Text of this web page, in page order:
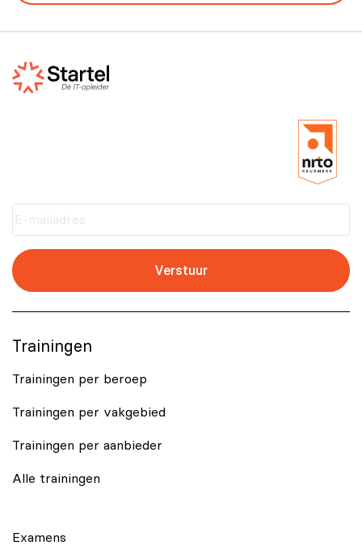
Verstuur
Trainingen
Trainingen per beroep
Trainingen per vakgebied
Trainingen per aanbieder
Alle trainingen
Examens